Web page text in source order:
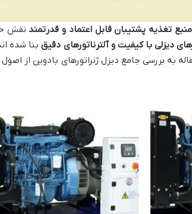
منبع تغذیه پشتیبان قابل اعتماد و قدرتمندنقش
دیزلی با کیفیت و آلترناتورهای دقیقبنا شده
به بررسی جامع دیزل ژنراتورهای بادوین از